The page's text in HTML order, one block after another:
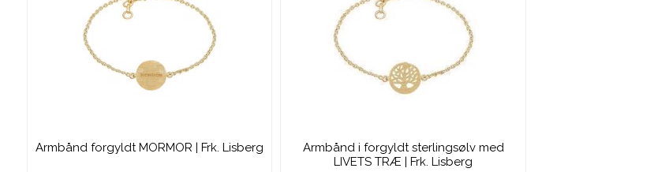
Armbånd forgyldt MORMOR | Frk. Lisberg
Armbånd i forgyldt sterlingsølv med
LIVETS TRÆ | Frk. Lisberg